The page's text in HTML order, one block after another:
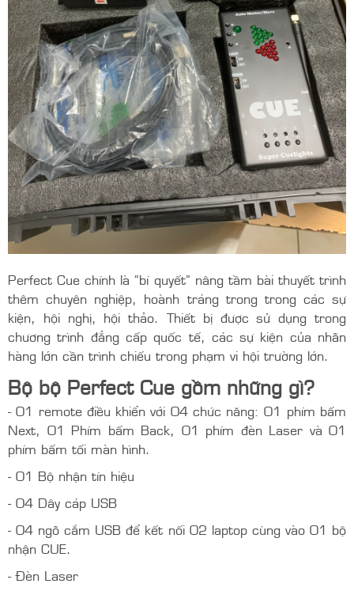
Perfect Cue chính là “bí quyết” nâng tầm bài thuyết trình
thêm chuyên nghiệp, hoành tráng trong trong các sự
kiện, hội nghị, hội thảo. Thiết bị được sử dụng trong
chương trình đẳng cấp quốc tế, các sự kiện của nhãn
hàng lớn cần trình chiếu trong phạm vi hội trường lớn.
Bộ bộ Perfect Cue gồm những gì?
- 01 remote điều khiển với 04 chức năng: 01 phím bấm
Next, 01 Phím bấm Back, 01 phím đèn Laser và 01
phím bấm tối màn hình.
- 01 Bộ nhận tín hiệu
- 04 Dây cáp USB
- 04 ngõ cắm USB để kết nối 02 laptop cùng vào 01 bộ
nhận CUE.
- Đèn Laser